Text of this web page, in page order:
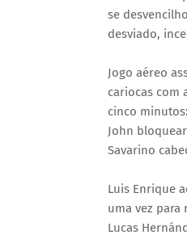
se
desviado,
Jogo aéreo
cariocas com
cinco
John
Savarino
Luis Enrique
uma vez para
Lucas